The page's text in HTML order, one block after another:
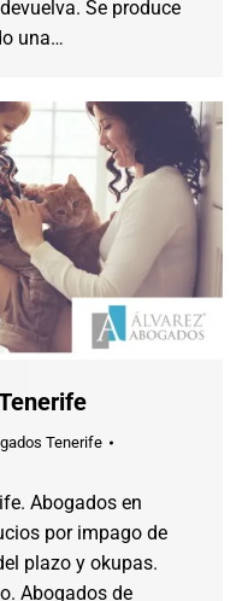
Se produce
una…
Tenerife
Abogados en
por impago de
plazo y okupas.
Abogados de